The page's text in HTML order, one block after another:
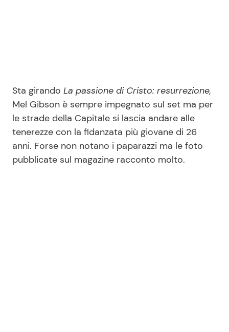
Redazione
Contattaci
Pubblicità
Privacy Policy
Sta girando La passione di Cristo: resurrezione,
Mel Gibson è sempre impegnato sul set ma per
le strade della Capitale si lascia andare alle
tenerezze con la fidanzata più giovane di 26
anni. Forse non notano i paparazzi ma le foto
pubblicate sul magazine racconto molto.